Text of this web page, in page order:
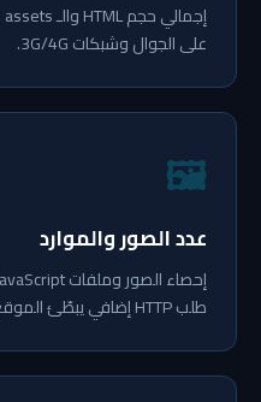
على الجوال وشبكات 3G/4G.
🖼
عدد الصور والموارد
طلب HTTP إضافي يبطّئ الموقع.